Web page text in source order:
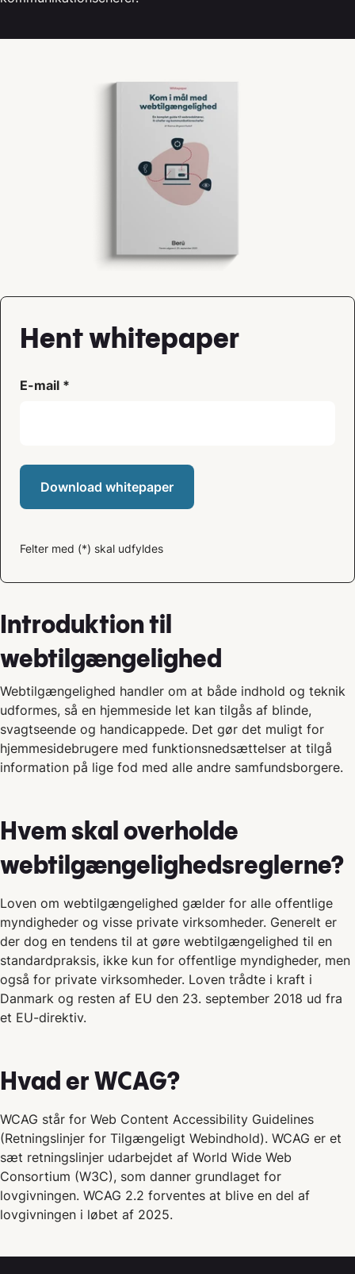
Hent whitepaper
E-mail *
Download whitepaper
Felter med (*) skal udfyldes
Introduktion til
webtilgængelighed
Webtilgængelighed handler om at både indhold og teknik
udformes, så en hjemmeside let kan tilgås af blinde,
svagtseende og handicappede. Det gør det muligt for
hjemmesidebrugere med funktionsnedsættelser at tilgå
information på lige fod med alle andre samfundsborgere.
Hvem skal overholde
webtilgængelighedsreglerne?
Loven om webtilgængelighed gælder for alle offentlige
myndigheder og visse private virksomheder. Generelt er
der dog en tendens til at gøre webtilgængelighed til en
standardpraksis, ikke kun for offentlige myndigheder, men
også for private virksomheder. Loven trådte i kraft i
Danmark og resten af EU den 23. september 2018 ud fra
et EU-direktiv.
Hvad er WCAG?
WCAG står for Web Content Accessibility Guidelines
(Retningslinjer for Tilgængeligt Webindhold). WCAG er et
sæt retningslinjer udarbejdet af World Wide Web
Consortium (W3C), som danner grundlaget for
lovgivningen. WCAG 2.2 forventes at blive en del af
lovgivningen i løbet af 2025.